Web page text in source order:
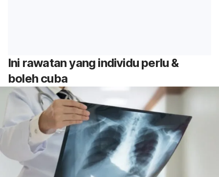
Ini rawatan yang individu perlu &
boleh cuba